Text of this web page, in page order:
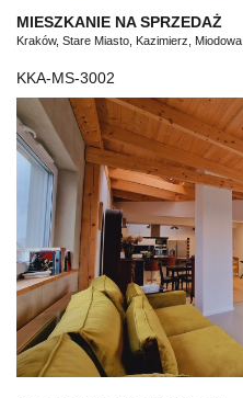
MIESZKANIE NA SPRZEDAŻ
Kraków, Stare Miasto, Kazimierz, Miodowa
KKA-MS-3002